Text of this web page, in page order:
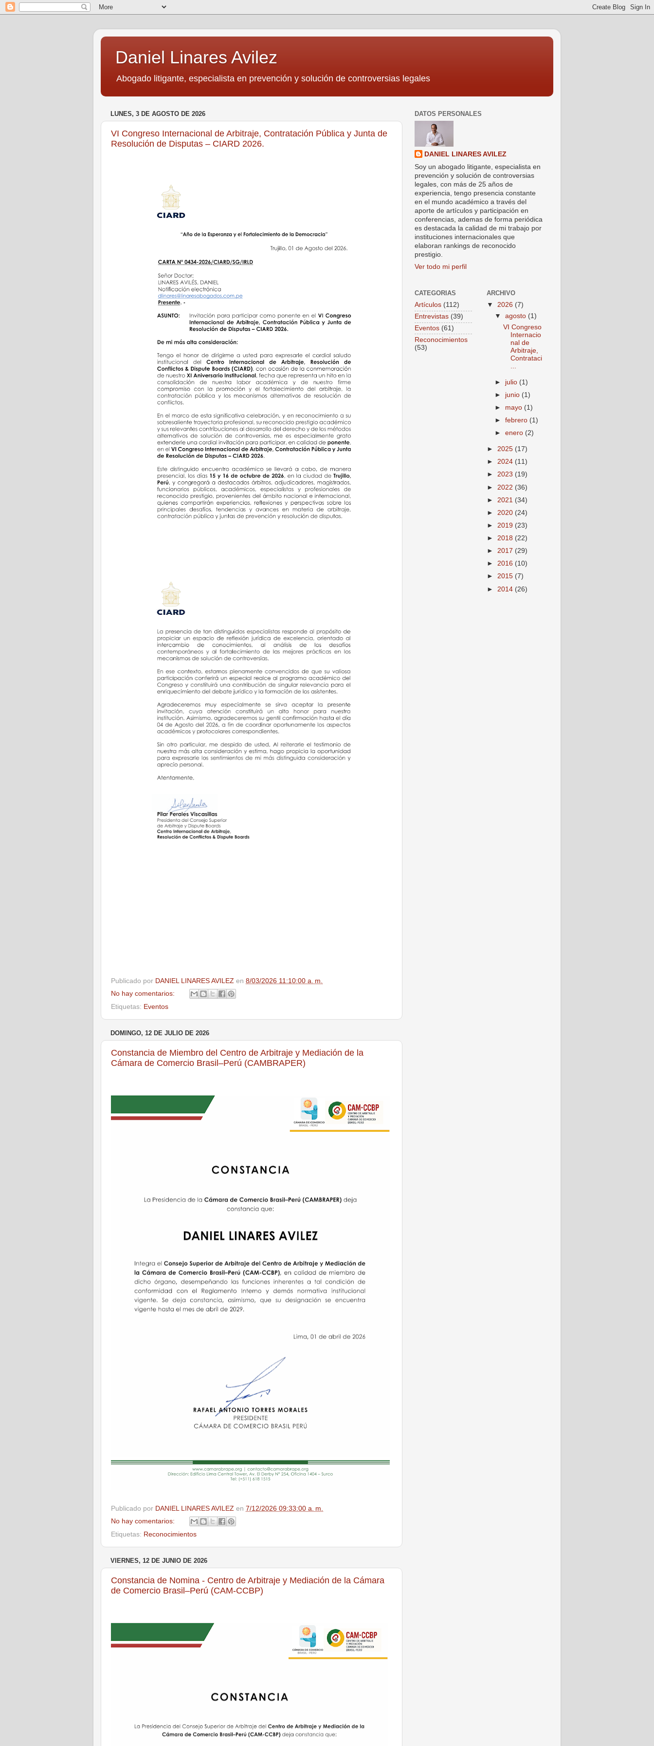
Daniel Linares Avilez
Abogado litigante, especialista en prevención y solución de controversias legales
LUNES, 3 DE AGOSTO DE 2026
VI Congreso Internacional de Arbitraje, Contratación Pública y Junta de
Resolución de Disputas – CIARD 2026.
Publicado por DANIEL LINARES AVILEZ en 8/03/2026 11:10:00 a. m.
No hay comentarios:
Etiquetas: Eventos
DOMINGO, 12 DE JULIO DE 2026
Constancia de Miembro del Centro de Arbitraje y Mediación de la
Cámara de Comercio Brasil–Perú (CAMBRAPER)
Publicado por DANIEL LINARES AVILEZ en 7/12/2026 09:33:00 a. m.
No hay comentarios:
Etiquetas: Reconocimientos
VIERNES, 12 DE JUNIO DE 2026
Constancia de Nomina - Centro de Arbitraje y Mediación de la Cámara
de Comercio Brasil–Perú (CAM-CCBP)
DATOS PERSONALES
DANIEL LINARES AVILEZ
Soy un abogado litigante, especialista en
prevención y solución de controversias
legales, con más de 25 años de
experiencia, tengo presencia constante
en el mundo académico a través del
aporte de artículos y participación en
conferencias, ademas de forma periódica
es destacada la calidad de mi trabajo por
instituciones internacionales que
elaboran rankings de reconocido
prestigio.
Ver todo mi perfil
CATEGORIAS
Artículos (112)
Entrevistas (39)
Eventos (61)
Reconocimientos
(53)
ARCHIVO
▼ 2026 (7)
▼agosto (1)
VI Congreso
Internacio
nal de
Arbitraje,
Contrataci
► julio (1)
► junio (1)
► mayo (1)
►febrero (1)
►enero (2)
► 2025 (17)
► 2024 (11)
► 2023 (19)
► 2022 (36)
► 2021 (34)
► 2020 (24)
► 2019 (23)
► 2018 (22)
► 2017 (29)
► 2016 (10)
► 2015 (7)
► 2014 (26)